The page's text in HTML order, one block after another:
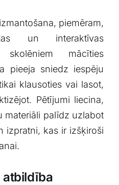
​piemēram,
un interaktīvas
mācīties
pieeja ‌sniedz iespēju
klausoties vai lasot,
Pētījumi liecina,⁢
‍materiāli palīdz uzlabot
⁣izpratni,​ kas⁢ ir izšķiroši
atbildība